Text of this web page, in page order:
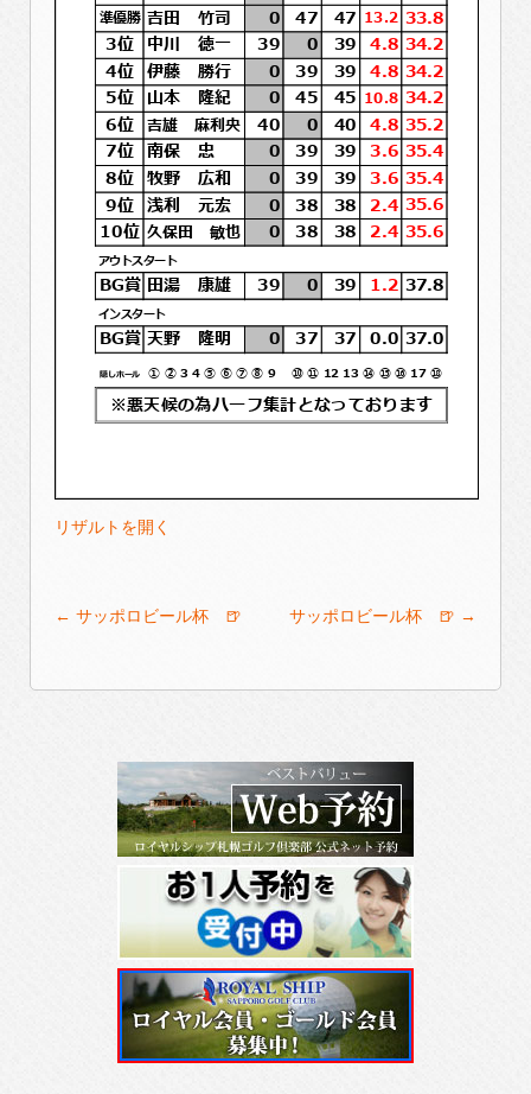
リザルトを開く
Post
navigation
← サッポロビール杯 🍺 サッポロビール杯 🍺 →